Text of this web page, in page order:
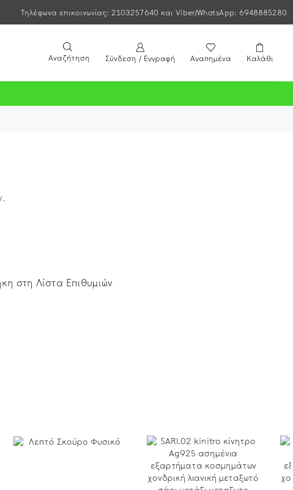
Τηλέφωνα επικοινωνίας: 2103257640 και Viber/WhatsApp: 6948885280
Αναζήτηση Σύνδεση / Εγγραφή Αγαπημένα Καλάθι
στη Λίστα Επιθυμιών